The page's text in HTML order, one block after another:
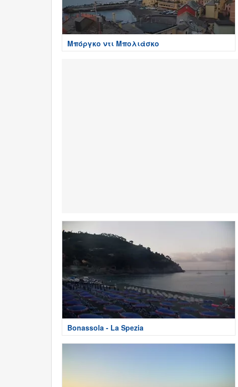
Μπόργκο ντι Μπολιάσκο
Bonassola - La Spezia